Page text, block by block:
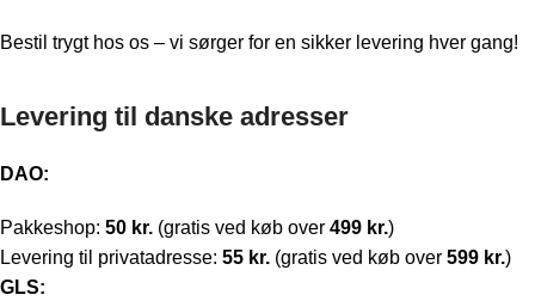
Bestil trygt hos os – vi sørger for en sikker levering hver gang!
Levering til danske adresser
DAO:
Pakkeshop: 50 kr. (gratis ved køb over 499 kr.)
Levering til privatadresse: 55 kr. (gratis ved køb over 599 kr.)
GLS: